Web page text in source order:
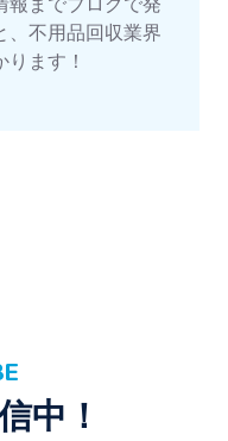
、不用品回収業界
ます！
中！